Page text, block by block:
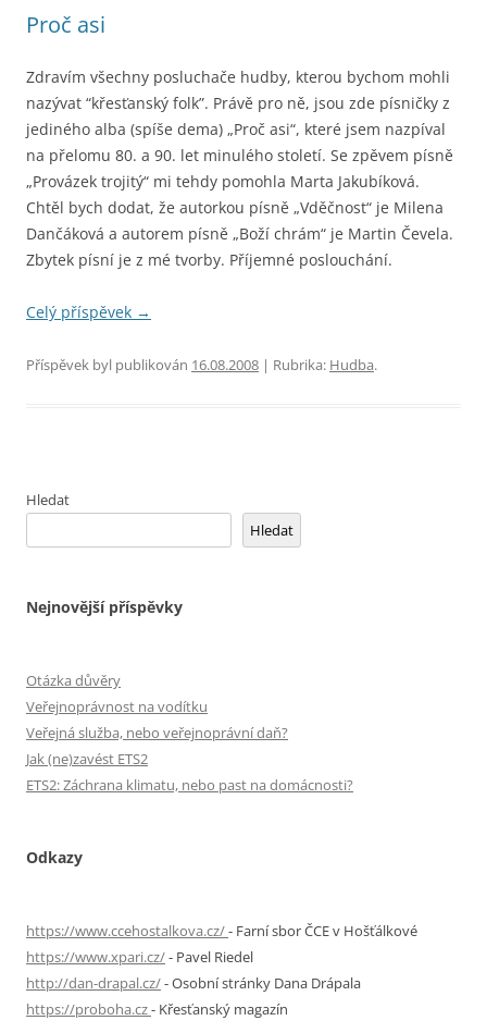
Proč asi
Zdravím všechny posluchače hudby, kterou bychom mohli
nazývat “křesťanský folk”. Právě pro ně, jsou zde písničky z
jediného alba (spíše dema) „Proč asi“, které jsem nazpíval
na přelomu 80. a 90. let minulého století. Se zpěvem písně
„Provázek trojitý“ mi tehdy pomohla Marta Jakubíková.
Chtěl bych dodat, že autorkou písně „Vděčnost“ je Milena
Dančáková a autorem písně „Boží chrám“ je Martin Čevela.
Zbytek písní je z mé tvorby. Příjemné poslouchání.
Celý příspěvek →
Příspěvek byl publikován 16.08.2008 | Rubrika: Hudba.
Hledat
Hledat
Nejnovější příspěvky
Otázka důvěry
Veřejnoprávnost na vodítku
Veřejná služba, nebo veřejnoprávní daň?
Jak (ne)zavést ETS2
ETS2: Záchrana klimatu, nebo past na domácnosti?
Odkazy
https://www.ccehostalkova.cz/- Farní sbor ČCE v Hošťálkové
https://www.xpari.cz/- Pavel Riedel
http://dan-drapal.cz/- Osobní stránky Dana Drápala
https://proboha.cz- Křesťanský magazín